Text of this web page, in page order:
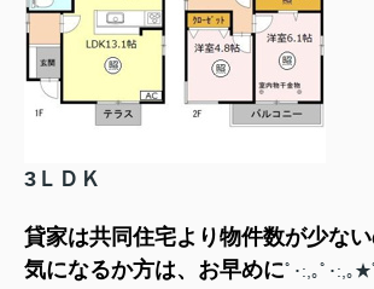
3ＬＤＫ
貸家は共同住宅より物件数が少な
気になるか方は、お早めにﾟ･:,｡ﾟ･:,｡